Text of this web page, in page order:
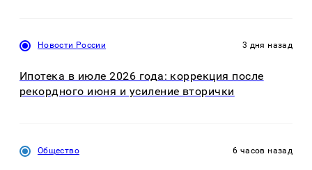
Новости России 3 дня назад
Ипотека в июле 2026 года: коррекция после
рекордного июня и усиление вторички
Общество 6 часов назад